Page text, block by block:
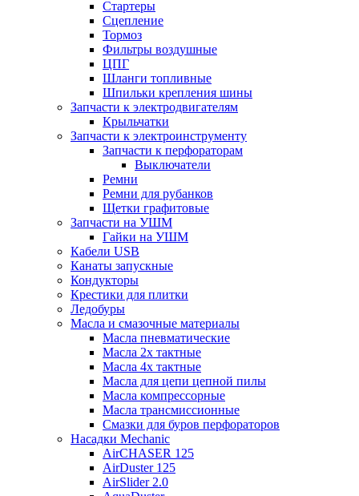
Стартеры
Сцепление
Тормоз
Фильтры воздушные
ЦПГ
Шланги топливные
Шпильки крепления шины
Запчасти к электродвигателям
Крыльчатки
Запчасти к электроинструменту
Запчасти к перфораторам
Выключатели
Ремни
Ремни для рубанков
Щетки графитовые
Запчасти на УШМ
Гайки на УШМ
Кабели USB
Канаты запускные
Кондукторы
Крестики для плитки
Ледобуры
Масла и смазочные материалы
Масла пневматические
Масла 2х тактные
Масла 4х тактные
Масла для цепи цепной пилы
Масла компрессорные
Масла трансмиссионные
Смазки для буров перфораторов
Насадки Mechanic
AirCHASER 125
AirDuster 125
AirSlider 2.0